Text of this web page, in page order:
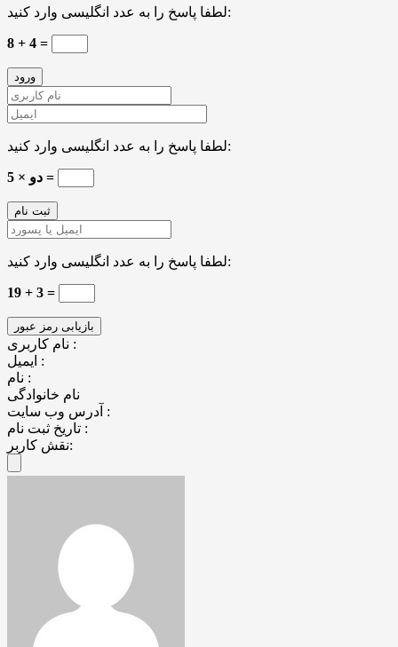
لطفا پاسخ را به عدد انگلیسی وارد کنید:
8 + 4 =
لطفا پاسخ را به عدد انگلیسی وارد کنید:
5 × دو =
لطفا پاسخ را به عدد انگلیسی وارد کنید:
19 + 3 =
نام کاربری :
ایمیل :
نام :
نام خانوادگی
آدرس وب سایت :
تاریخ ثبت نام :
نقش کاربر: